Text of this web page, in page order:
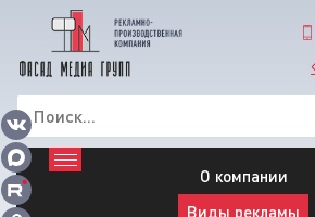
О компании
Виды рекламы